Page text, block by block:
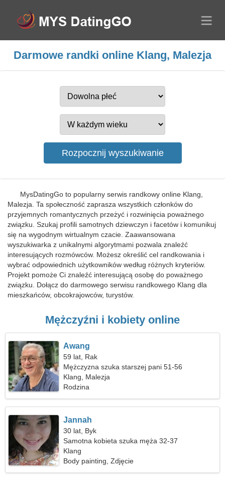
Darmowe randki online Klang, Malezja
MysDatingGo to popularny serwis randkowy online Klang,
Malezja. Ta społeczność zaprasza wszystkich członków do
przyjemnych romantycznych przeżyć i rozwinięcia poważnego
związku. Szukaj profili samotnych dziewczyn i facetów i komunikuj
się na wygodnym wirtualnym czacie. Zaawansowana
wyszukiwarka z unikalnymi algorytmami pozwala znaleźć
interesujących rozmówców. Możesz określić cel randkowania i
wybrać odpowiednich użytkowników według różnych kryteriów.
Projekt pomoże Ci znaleźć interesującą osobę do poważnego
związku. Dołącz do darmowego serwisu randkowego Klang dla
mieszkańców, obcokrajowców, turystów.
Mężczyźni i kobiety online
Awang
59 lat, Rak
Mężczyzna szuka starszej pani 51-56
Klang, Malezja
Rodzina
Jannah
30 lat, Byk
Samotna kobieta szuka męża 32-37
Klang
Body painting, Zdjęcie